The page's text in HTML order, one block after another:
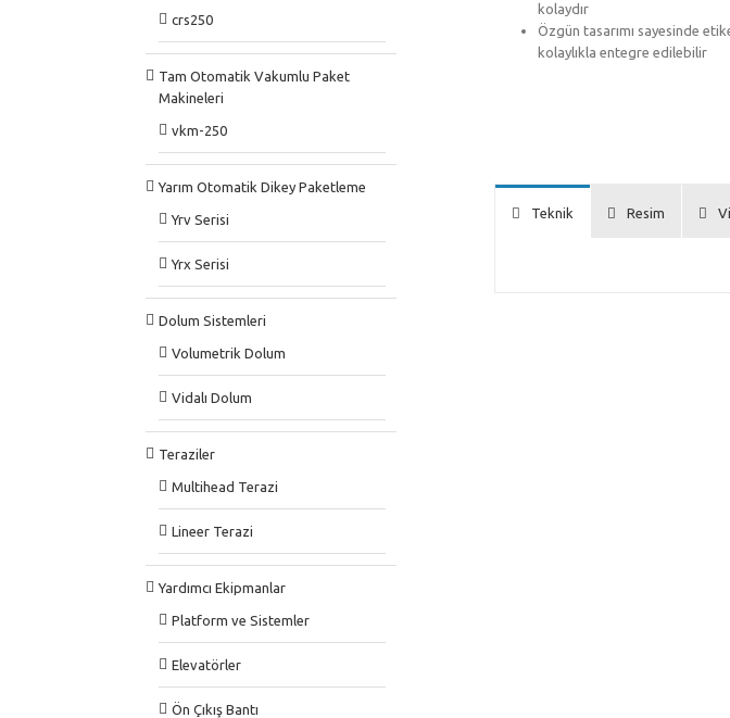
kolaydır
Özgün tasarımı sayesinde
kolaylıkla entegre edilebilir
Teknik Resim
crs250
Tam Otomatik Vakumlu Paket
Makineleri
vkm-250
Yarım Otomatik Dikey Paketleme
Yrv Serisi
Yrx Serisi
Dolum Sistemleri
Volumetrik Dolum
Vidalı Dolum
Teraziler
Multihead Terazi
Lineer Terazi
Yardımcı Ekipmanlar
Platform ve Sistemler
Elevatörler
Ön Çıkış Bantı